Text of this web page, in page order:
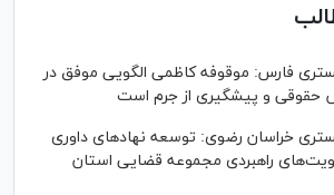
فارس: موقوفه کاظمی الگویی موفق در
حقوقی و پیشگیری از جرم است
خراسان رضوی: توسعه نهاد‌های داوری
راهبردی مجموعه قضایی استان